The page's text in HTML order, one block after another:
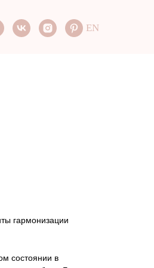
EN
гармонизации
состоянии в